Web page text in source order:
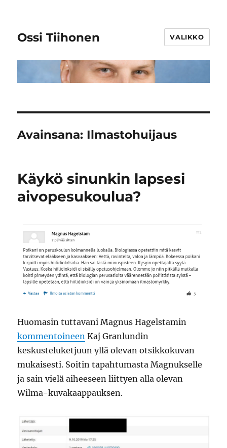
Ossi Tiihonen VALIKKO
Avainsana: Ilmastohuijaus
Käykö sinunkin lapsesi
aivopesukoulua?
Huomasin tuttavani Magnus Hagelstamin
kommentoineen Kaj Granlundin
keskusteluketjuun yllä olevan otsikkokuvan
mukaisesti. Soitin tapahtumasta Magnukselle
ja sain vielä aiheeseen liittyen alla olevan
Wilma-kuvakaappauksen.